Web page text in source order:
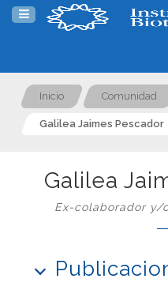
Inicio Comunidad
Galilea Jaimes Pescador
Galilea
Ex-colaborador y/